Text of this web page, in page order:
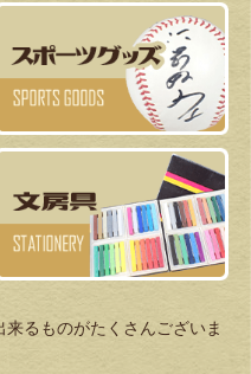
るものがたくさんございま